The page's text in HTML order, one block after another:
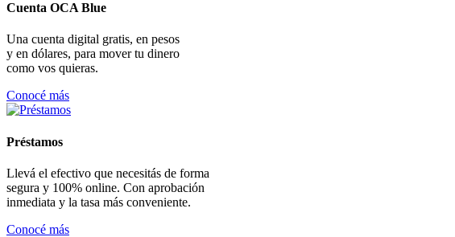
Cuenta OCA Blue
Una cuenta digital gratis, en pesos
y en dólares, para mover tu dinero
como vos quieras.
Conocé más
Préstamos
Llevá el efectivo que necesitás de forma
segura y 100% online. Con aprobación
inmediata y la tasa más conveniente.
Conocé más